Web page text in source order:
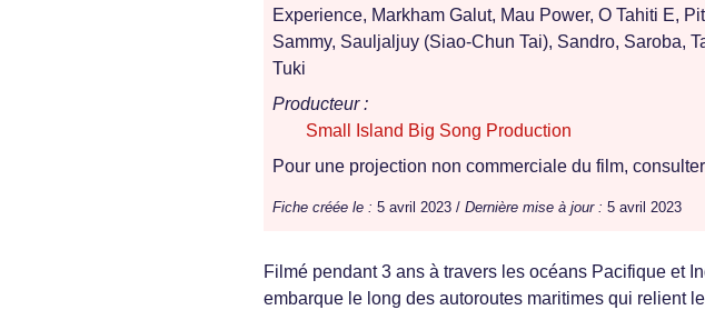
Experience, Markham Galut, Mau Power, O Tahiti E,
Sammy, Sauljaljuy (Siao-Chun Tai), Sandro, Saroba,
Tuki
Producteur :
Small Island Big Song Production
Pour une projection non commerciale du film,
Fiche créée le : 5 avril 2023 / Dernière mise à jour : 5 avril 2023
Filmé pendant 3 ans à travers les océans Pacifique et
embarque le long des autoroutes maritimes qui relient